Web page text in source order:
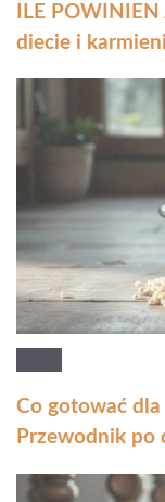
ILE
diecie i
Co gotować dla
Przewodnik po